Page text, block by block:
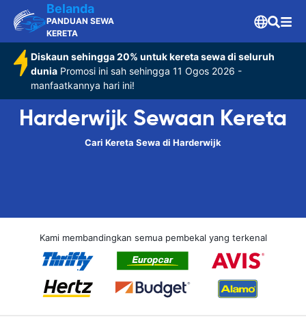
Belanda
PANDUAN SEWA
KERETA
Diskaun sehingga 20% untuk kereta sewa di seluruh
dunia Promosi ini sah sehingga 11 Ogos 2026 -
manfaatkannya hari ini!
Harderwijk Sewaan Kereta
Cari Kereta Sewa di Harderwijk
Kami membandingkan semua pembekal yang terkenal